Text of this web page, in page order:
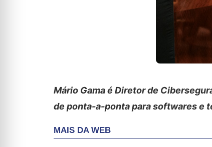
Mário Gama é Diretor de
de ponta-a-ponta para softwares e